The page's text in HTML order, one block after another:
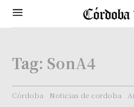
Tag: SonA4
Córdoba Noticias de cordoba